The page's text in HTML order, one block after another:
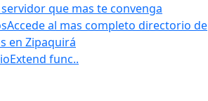
que mas te convenga
Accede al mas completo directorio de
en Zipaquirá
Extend func..